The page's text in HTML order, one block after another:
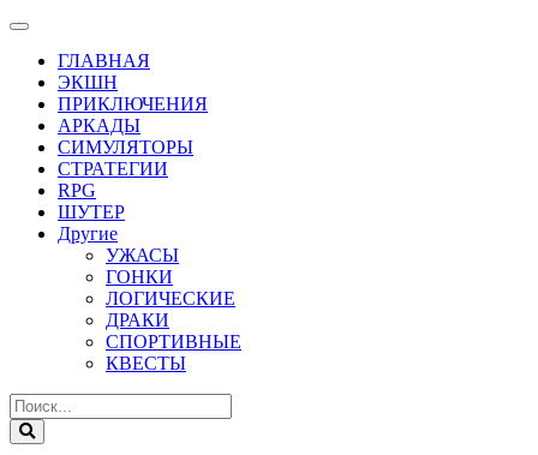
ГЛАВНАЯ
ЭКШН
ПРИКЛЮЧЕНИЯ
АРКАДЫ
СИМУЛЯТОРЫ
СТРАТЕГИИ
RPG
ШУТЕР
Другие
УЖАСЫ
ГОНКИ
ЛОГИЧЕСКИЕ
ДРАКИ
СПОРТИВНЫЕ
КВЕСТЫ